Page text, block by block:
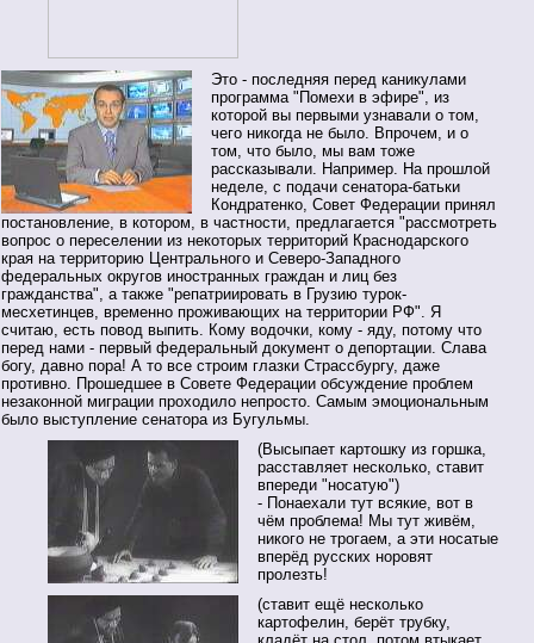
Это - последняя перед каникулами
программа "Помехи в эфире", из
которой вы первыми узнавали о том,
чего никогда не было. Впрочем, и о
том, что было, мы вам тоже
рассказывали. Например. На прошлой
неделе, с подачи сенатора-батьки
Кондратенко, Совет Федерации принял
постановление, в котором, в частности, предлагается "рассмотреть
вопрос о переселении из некоторых территорий Краснодарского
края на территорию Центрального и Северо-Западного
федеральных округов иностранных граждан и лиц без
гражданства", а также "репатриировать в Грузию турок-
месхетинцев, временно проживающих на территории РФ". Я
считаю, есть повод выпить. Кому водочки, кому - яду, потому что
перед нами - первый федеральный документ о депортации. Слава
богу, давно пора! А то все строим глазки Страссбургу, даже
противно. Прошедшее в Совете Федерации обсуждение проблем
незаконной миграции проходило непросто. Самым эмоциональным
было выступление сенатора из Бугульмы.
(Высыпает картошку из горшка,
расставляет несколько, ставит
впереди "носатую")
- Понаехали тут всякие, вот в
чём проблема! Мы тут живём,
никого не трогаем, а эти носатые
вперёд русских норовят
пролезть!
(ставит ещё несколько
картофелин, берёт трубку,